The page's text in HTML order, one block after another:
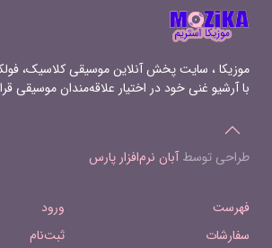
موزیکا ، سایت پخش آنلاین موسیقی کلاسیک،
با آرشیو غنی خود در اختیار علاقه‌مندان موسیقی قرار
طراحی توسطآبان نرم‌افزار پارس
فهرست
سفارشات
ورود
ثبت‌نام